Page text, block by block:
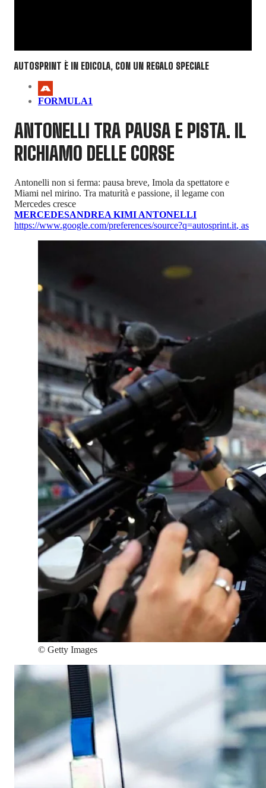
AUTOSPRINT È IN EDICOLA, CON UN REGALO SPECIALE
FORMULA1
ANTONELLI TRA PAUSA E PISTA. IL
RICHIAMO DELLE CORSE
Antonelli non si ferma: pausa breve, Imola da spettatore e
Miami nel mirino. Tra maturità e passione, il legame con
Mercedes cresce
MERCEDESANDREA KIMI ANTONELLI
https://www.google.com/preferences/source?q=autosprint.it, as
© Getty Images